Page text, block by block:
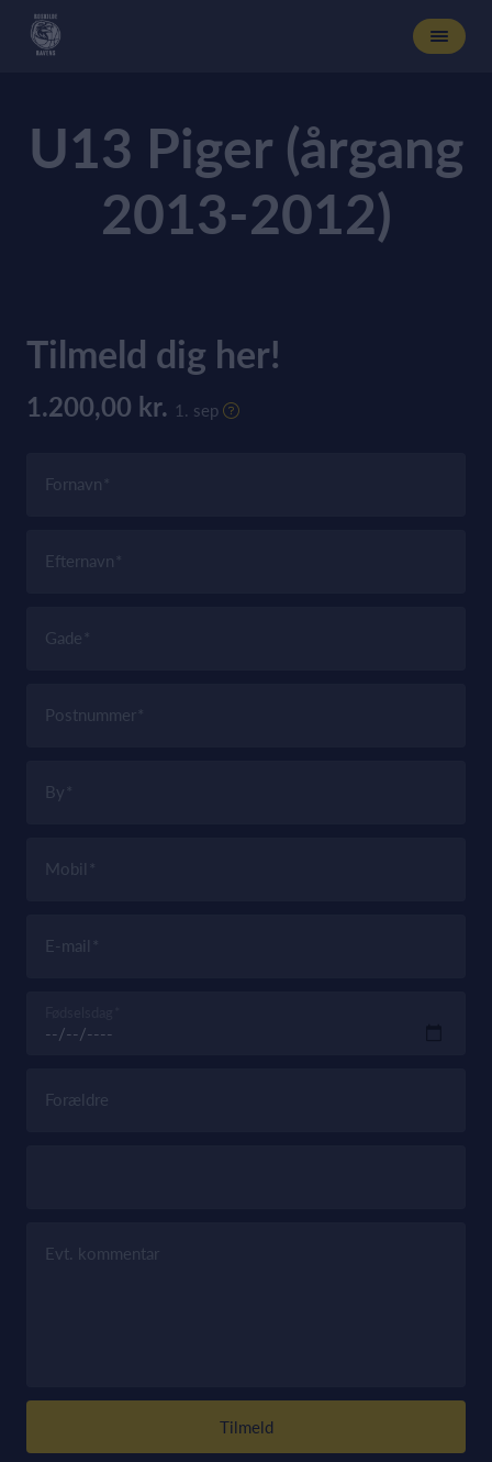
U13 Piger (årgang
2013-2012)
Tilmeld dig her!
1.200,00 kr. 1. sep
Fornavn
Efternavn
Gade
Postnummer
By
Mobil
E-mail
Forældre
Evt. kommentar
Tilmeld